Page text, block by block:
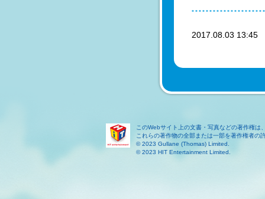
2017.08.03
このWebサイト上の文書・写真などの著作権
これらの著作物の全部または一部を著作権者の
© 2023 Gullane (Thomas) Limited.
© 2023 HIT Entertainment Limited.